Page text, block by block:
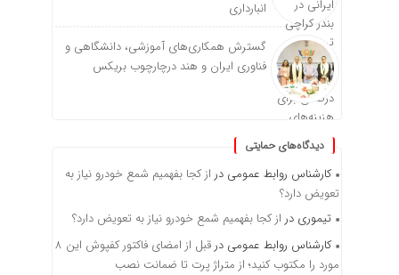
انبارداری
گسترش همکاری‌های آموزشی، دانشگاهی و
فناوری ایران و هند درچارچوب بریکس
دیدگاه‌های حمایتی
کارشناس روابط عمومی در از کجا بفهمیم شمع خودرو نیاز به
تعویض دارد؟
تیموری در از کجا بفهمیم شمع خودرو نیاز به تعویض دارد؟
کارشناس روابط عمومی در
قبل از امضای فاکتور کفپوش این ۸
مورد را مکتوب کنید؛ از متراژ پرت تا ضمانت نصب